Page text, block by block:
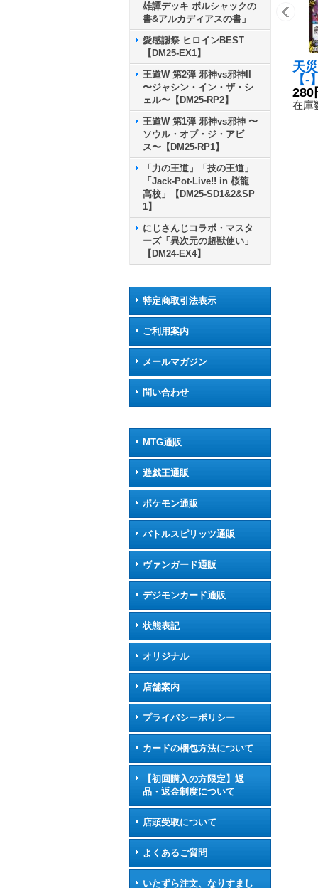
雄譚デッキ ボルシャックの
書&アルカディアスの書」
愛感謝祭 ヒロインBEST
【DM25-EX1】
王道W 第2弾 邪神vs邪神II
〜ジャシン・イン・ザ・シ
ェル〜【DM25-RP2】
王道W 第1弾 邪神vs邪神 〜
ソウル・オブ・ジ・アビ
ス〜【DM25-RP1】
「力の王道」「技の王道」
「Jack-Pot-Live!! in 桜龍
高校」【DM25-SD1&2&SP
1】
にじさんじコラボ・マスタ
ーズ「異次元の超獣使い」
【DM24-EX4】
特定商取引法表示
ご利用案内
メールマガジン
問い合わせ
MTG通販
遊戯王通販
ポケモン通販
バトルスピリッツ通販
ヴァンガード通販
デジモンカード通販
状態表記
オリジナル
店舗案内
プライバシーポリシー
カードの梱包方法について
【初回購入の方限定】返
品・返金制度について
店頭受取について
よくあるご質問
いたずら注文、なりすまし
天
【-
280
在庫